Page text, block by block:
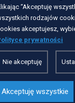
“Akceptuję
rodzajów
akceptujesz,
prywatności
Nie akceptuję
Akceptuję wszystkie